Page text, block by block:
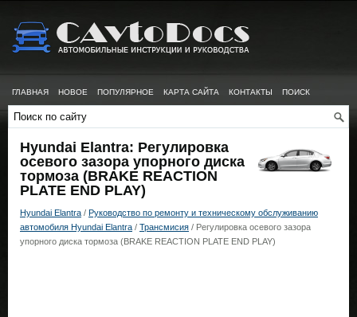
ГЛАВНАЯ НОВОЕ ПОПУЛЯРНОЕ КАРТА САЙТА КОНТАКТЫ ПОИСК
Hyundai Elantra: Регулировка
осевого зазора упорного диска
тормоза (BRAKE REACTION
PLATE END PLAY)
Hyundai Elantra / Руководство по ремонту и техническому обслуживанию
автомобиля Hyundai Elantra / Трансмисия / Регулировка осевого зазора
упорного диска тормоза (BRAKE REACTION PLATE END PLAY)